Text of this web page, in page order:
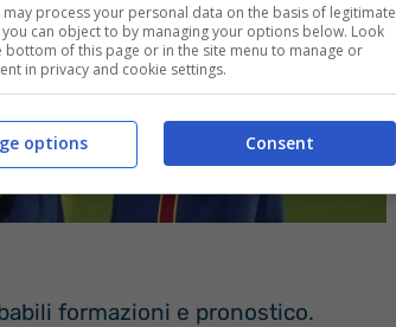
formazioni e pronostico.
may process your personal data on the basis of legitimate
you can object to by managing your options below. Look
bottom of this page or in the site menu to manage or
in privacy and cookie settings.
Consent
options